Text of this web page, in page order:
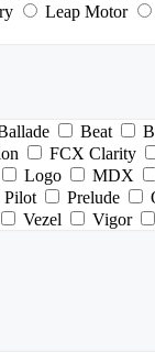
Leap Motor
Beat
FCX Clarity
Logo MDX
Pilot Prelude
Vezel Vigor